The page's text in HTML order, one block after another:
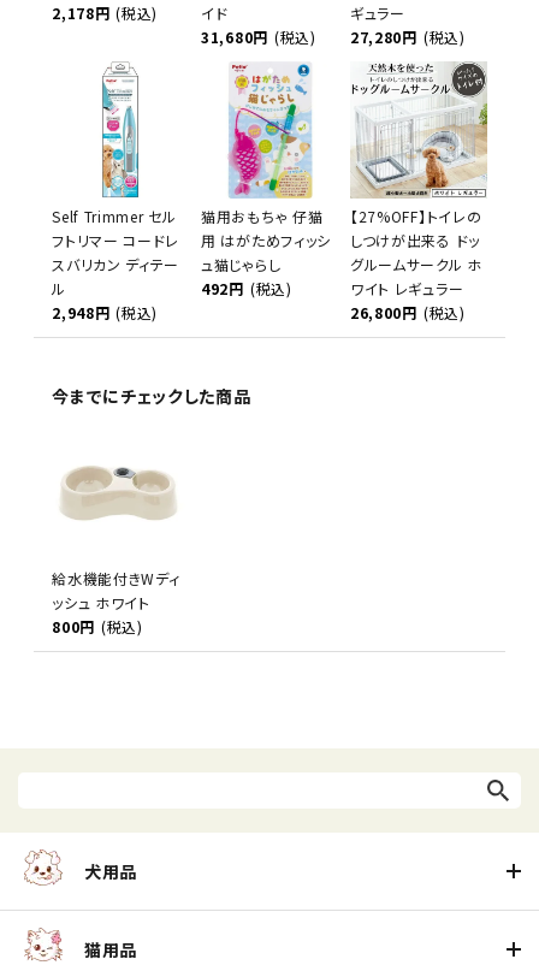
2,178円 (税込)
イド
31,680円 (税込)
ギュラー
27,280円 (税込)
Self Trimmer セル
フトリマー コードレ
スバリカン ディテー
ル
2,948円 (税込)
猫用おもちゃ 仔猫
用 はがためフィッシ
ュ猫じゃらし
492円 (税込)
【27%OFF】トイレの
しつけが出来る ドッ
グルームサークル ホ
ワイト レギュラー
26,800円 (税込)
今までにチェックした商品
給水機能付きWディ
ッシュ ホワイト
800円 (税込)
犬用品
猫用品